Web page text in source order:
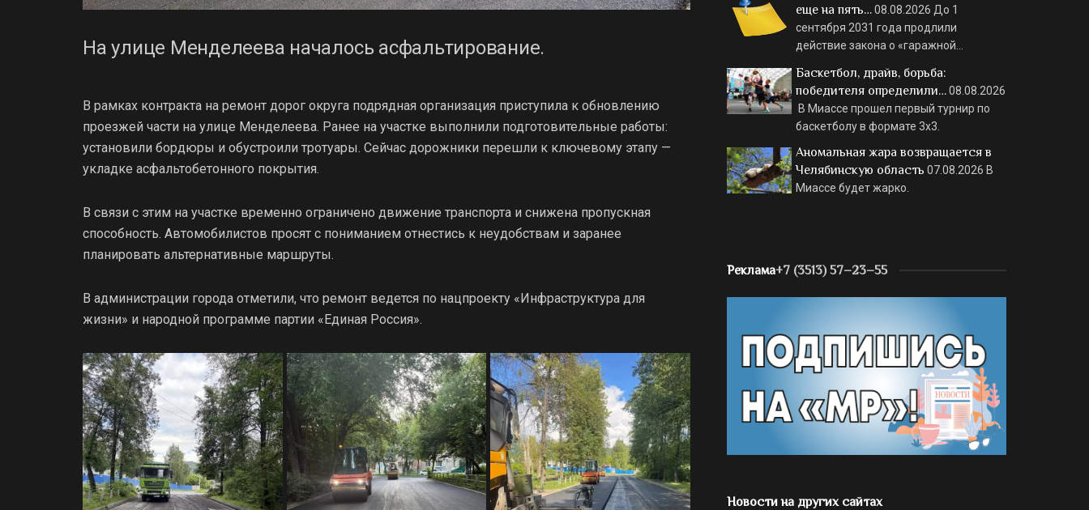
На улице Менделеева началось асфальтирование.
В рамках контракта на ремонт дорог округа подрядная организация приступила к обновлению
проезжей части на улице Менделеева. Ранее на участке выполнили подготовительные работы:
установили бордюры и обустроили тротуары. Сейчас дорожники перешли к ключевому этапу —
укладке асфальтобетонного покрытия.
В связи с этим на участке временно ограничено движение транспорта и снижена пропускная
способность. Автомобилистов просят с пониманием отнестись к неудобствам и заранее
планировать альтернативные маршруты.
В администрации города отметили, что ремонт ведется по нацпроекту «Инфраструктура для
жизни» и народной программе партии «Единая Россия».
еще на пять…08.08.2026 До 1
сентября 2031 года продлили
действие закона о «гаражной…
Баскетбол, драйв, борьба:
победителя определили…08.08.2026
В Миассе прошел первый турнир по
баскетболу в формате 3х3.
Аномальная жара возвращается в
Челябинскую область 07.08.2026 В
Миассе будет жарко.
Реклама+7 (3513) 57–23–55
Новости на других сайтах